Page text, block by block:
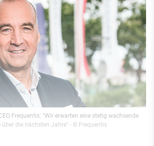
Frequentis: "Wir erwarten eine stetig wachsende
über die nächsten Jahre" - © Frequentis